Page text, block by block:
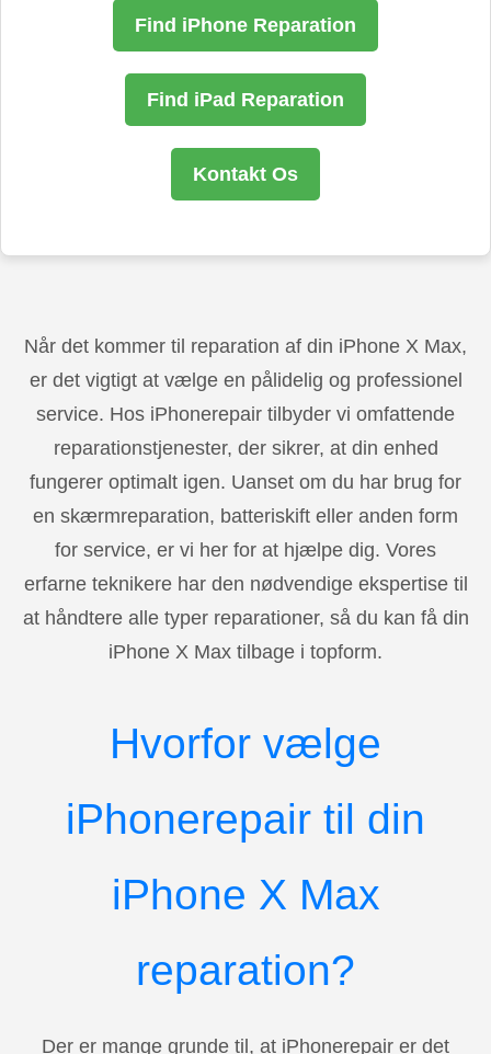
Find iPhone Reparation
Find iPad Reparation
Kontakt Os
Når det kommer til reparation af din iPhone X Max,
er det vigtigt at vælge en pålidelig og professionel
service. Hos iPhonerepair tilbyder vi omfattende
reparationstjenester, der sikrer, at din enhed
fungerer optimalt igen. Uanset om du har brug for
en skærmreparation, batteriskift eller anden form
for service, er vi her for at hjælpe dig. Vores
erfarne teknikere har den nødvendige ekspertise til
at håndtere alle typer reparationer, så du kan få din
iPhone X Max tilbage i topform.
Hvorfor vælge
iPhonerepair til din
iPhone X Max
reparation?
Der er mange grunde til, at iPhonerepair er det